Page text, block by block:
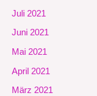
Juli 2021
Juni 2021
Mai 2021
April 2021
März 2021